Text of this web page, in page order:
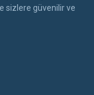
sizlere güvenilir ve